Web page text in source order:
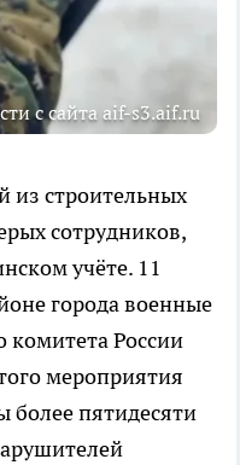
с сайта aif-s3.aif.ru
из строительных
сотрудников,
учёте. 11
города военные
комитета России
мероприятия
пятидесяти